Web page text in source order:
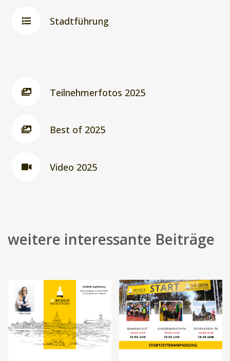
Stadtführung
Teilnehmerfotos 2025
Best of 2025
Video 2025
weitere interessante Beiträge